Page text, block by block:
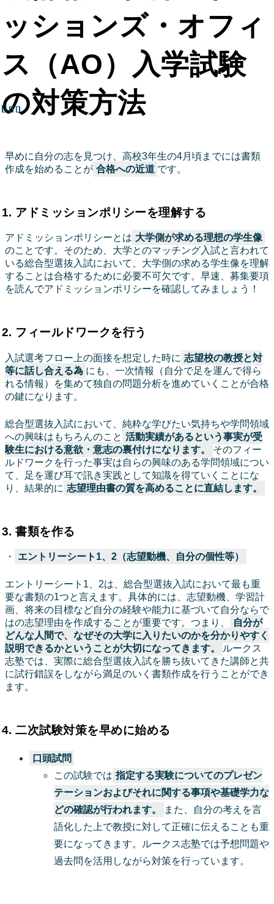
ッションズ・オフィ
ス（AO）入学試験
の対策方法
早めに自分の志を見つけ、高校3年生の4月頃までには書類
作成を始めることが 合格への近道 です。
1. アドミッションポリシーを理解する
アドミッションポリシーとは 大学側が求める理想の学生像
のことです。そのため、大学とのマッチング入試と言われて
いる総合型選抜入試において、大学側の求める学生像を理解
することは合格するために必要不可欠です。早速、募集要項
を読んでアドミッションポリシーを確認してみましょう！
2. フィールドワークを行う
入試選考フロー上の面接を想定した時に 志望校の教授と対
等に話し合える為 にも、一次情報（自分で足を運んで得ら
れる情報）を集めて独自の問題分析を進めていくことが合格
の鍵になります。
総合型選抜入試において、純粋な学びたい気持ちや学問領域
への興味はもちろんのこと 活動実績があるという事実が受
験生における意欲・意志の裏付けになります。
そのフィー
ルドワークを行った事実は自らの興味のある学問領域につい
て、足を運び耳で訊き実践として知識を得ていくことにな
り、結果的に 志望理由書の質を高めることに直結します。
3. 書類を作る
・ エントリーシート1、2（志望動機、自分の個性等）
エントリーシート1、2は、総合型選抜入試において最も重
要な書類の1つと言えます。具体的には、志望動機、学習計
画、将来の目標など自分の経験や能力に基づいて自分ならで
はの志望理由を作成することが重要です。つまり、
自分が
どんな人間で、なぜその大学に入りたいのかを分かりやすく
説明できるかということが大切になってきます。
ルークス
志塾では、実際に総合型選抜入試を勝ち抜いてきた講師と共
に試行錯誤をしながら満足のいく書類作成を行うことができ
ます。
4. 二次試験対策を早めに始める
口頭試問
この試験では 指定する実験についてのプレゼン
テーションおよびそれに関する事項や基礎学力な
どの確認が行われます。
また、自分の考えを言
語化した上で教授に対して正確に伝えることも重
要になってきます。ルークス志塾では予想問題や
過去問を活用しながら対策を行っています。